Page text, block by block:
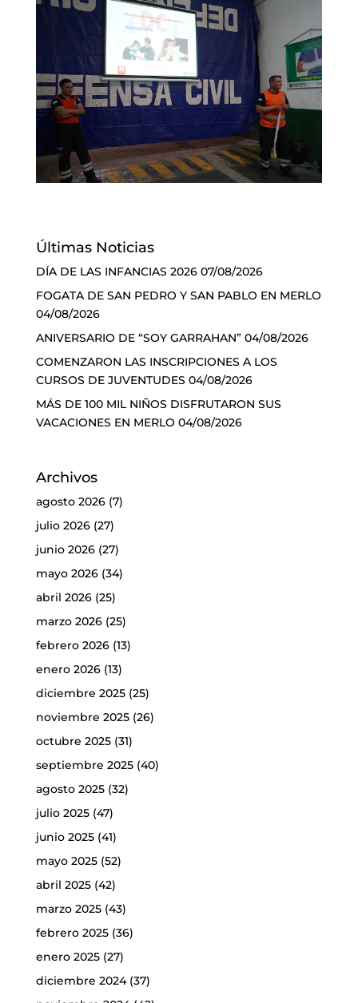
Últimas Noticias
DÍA DE LAS INFANCIAS 2026 07/08/2026
FOGATA DE SAN PEDRO Y SAN PABLO EN MERLO
04/08/2026
ANIVERSARIO DE “SOY GARRAHAN” 04/08/2026
COMENZARON LAS INSCRIPCIONES A LOS
CURSOS DE JUVENTUDES 04/08/2026
MÁS DE 100 MIL NIÑOS DISFRUTARON SUS
VACACIONES EN MERLO 04/08/2026
Archivos
agosto 2026(7)
julio 2026(27)
junio 2026(27)
mayo 2026(34)
abril 2026(25)
marzo 2026(25)
febrero 2026(13)
enero 2026(13)
diciembre 2025(25)
noviembre 2025(26)
octubre 2025(31)
septiembre 2025(40)
agosto 2025(32)
julio 2025(47)
junio 2025(41)
mayo 2025(52)
abril 2025(42)
marzo 2025(43)
febrero 2025(36)
enero 2025(27)
diciembre 2024(37)